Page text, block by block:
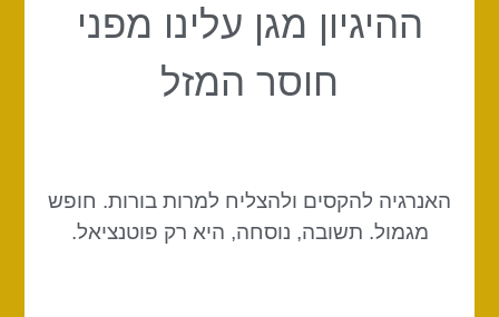
ההיגיון מגן עלינו מפני
חוסר המזל
האנרגיה להקסים ולהצליח למרות בורות. חופש
מגמול. תשובה, נוסחה, היא רק פוטנציאל.